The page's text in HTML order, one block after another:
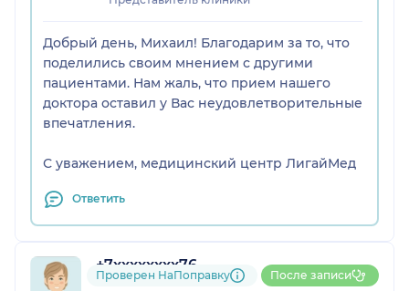
Добрый день, Михаил! Благодарим за то, что
поделились своим мнением с другими
пациентами. Нам жаль, что прием нашего
доктора оставил у Вас неудовлетворительные
впечатления.
С уважением, медицинский центр ЛигайМед
Ответить
+7xxxxxxxx76
1 отзыви1 оценка
Проверен НаПоправку После записи